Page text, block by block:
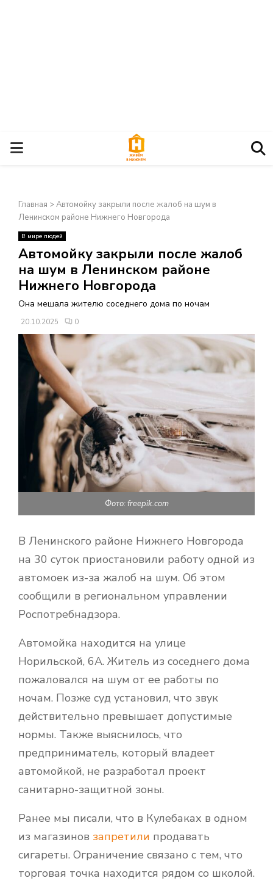
О
Н
О
В
Н
Ю
Главная >Автомойку закрыли после жалоб на шум в
Ленинском районе Нижнего Новгорода
В мире людей
Автомойку закрыли после жалоб
на шум в Ленинском районе
Нижнего Новгорода
Она мешала жителю соседнего дома по ночам
20.10.2025 0
Фото: freepik.com
В Ленинского районе Нижнего Новгорода
на 30 суток приостановили работу одной из
автомоек из-за жалоб на шум. Об этом
сообщили в региональном управлении
Роспотребнадзора.
×
Автомойка находится на улице
Норильской, 6А. Житель из соседнего дома
пожаловался на шум от ее работы по
ночам. Позже суд установил, что звук
действительно превышает допустимые
нормы. Также выяснилось, что
предприниматель, который владеет
автомойкой, не разработал проект
санитарно-защитной зоны.
Ранее мы писали, что в Кулебаках в одном
из магазинов запретили продавать
сигареты. Ограничение связано с тем, что
торговая точка находится рядом со школой.